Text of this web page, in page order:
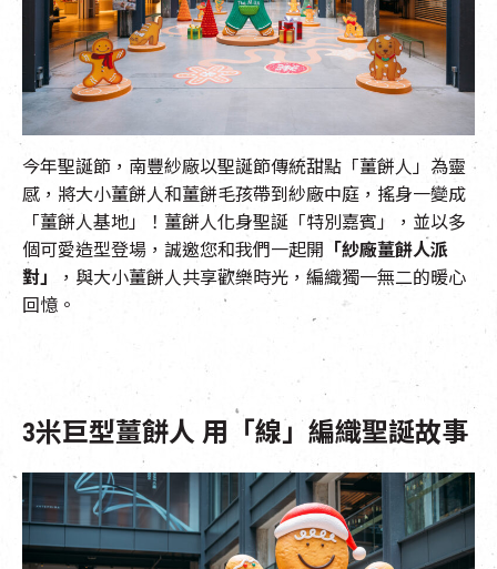
|簡
今年聖誕節，南豐紗廠以聖誕節傳統甜點「薑餅人」為靈
感，將大小薑餅人和薑餅毛孩帶到紗廠中庭，搖身一變成
「薑餅人基地」！薑餅人化身聖誕「特別嘉賓」，並以多
個可愛造型登場，誠邀您和我們一起開 「紗廠薑餅人派
對」
，與大小薑餅人共享歡樂時光，編織獨一無二的暖心
回憶。
3米巨型薑餅人 用「線」編織聖誕故事